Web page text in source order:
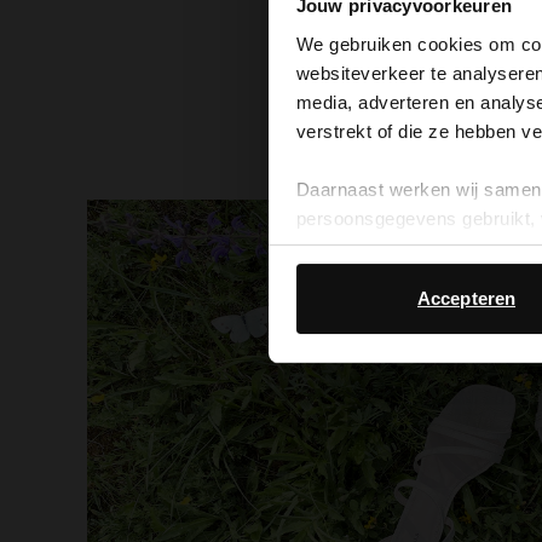
Jouw privacyvoorkeuren
We gebruiken cookies om
websiteverkeer te
media, adverteren en
verstrekt of die ze hebben
Daarnaast werken wij
persoonsgegevens gebruikt,
Accepteren